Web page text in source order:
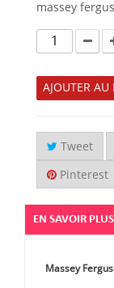
massey
AJOUTER AU
Tweet
Pinterest
EN SAVOIR PLUS
Massey